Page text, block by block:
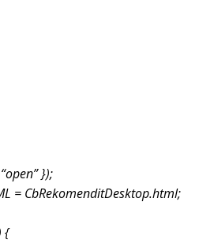
});
= CbRekomenditDesktop.html;
{